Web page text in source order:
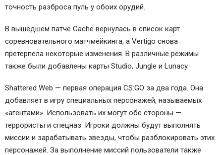
точность разброса пуль у обоих орудий.
В вышедшем патче Cache вернулась в список карт
соревновательного матчмейкинга, а Vertigo снова
претерпела некоторые изменения. В различные режимы
также были добавлены карты Studio, Jungle и Lunacy.
Shattered Web — первая операция CS:GO за два года. Она
добавляет в игру специальных персонажей, называемых
«агентами». Использовать их могут обе стороны —
террористы и спецназ. Игроки должны будут выполнять
миссии и зарабатывать звезды, чтобы разблокировать этих
персонажей. За выполнение миссий пользователи также